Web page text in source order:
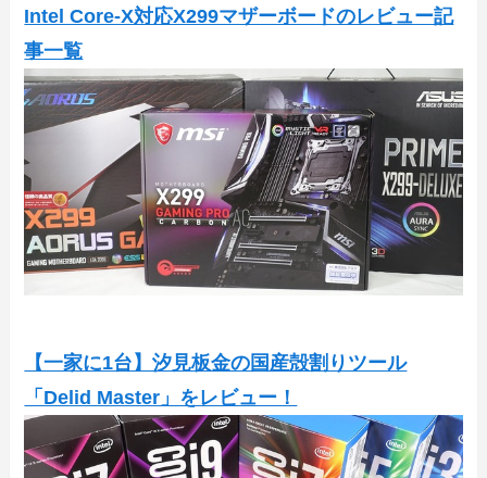
Intel Core-X対応X299マザーボードのレビュー記
事一覧
【一家に1台】汐見板金の国産殻割りツール
「Delid Master」をレビュー！